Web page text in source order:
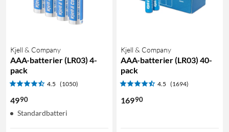
Kjell & Company
AAA-batterier (LR03) 4-
pack
4.5 (1050)
4990
Standardbatteri
Kjell & Company
AAA-batterier (LR03) 40-
pack
4.5 (1694)
16990